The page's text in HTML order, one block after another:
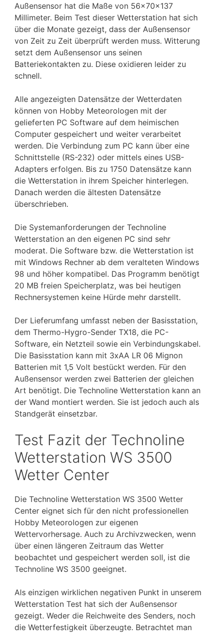
Außensensor hat die Maße von 56x70x137
Millimeter. Beim Test dieser Wetterstation hat sich
über die Monate gezeigt, dass der Außensensor
von Zeit zu Zeit überprüft werden muss. Witterung
setzt dem Außensensor uns seinen
Batteriekontakten zu. Diese oxidieren leider zu
schnell.
Alle angezeigten Datensätze der Wetterdaten
können von Hobby Meteorologen mit der
gelieferten PC Software auf dem heimischen
Computer gespeichert und weiter verarbeitet
werden. Die Verbindung zum PC kann über eine
Schnittstelle (RS-232) oder mittels eines USB-
Adapters erfolgen. Bis zu 1750 Datensätze kann
die Wetterstation in ihrem Speicher hinterlegen.
Danach werden die ältesten Datensätze
überschrieben.
Die Systemanforderungen der Technoline
Wetterstation an den eigenen PC sind sehr
moderat. Die Software bzw. die Wetterstation ist
mit Windows Rechner ab dem veralteten Windows
98 und höher kompatibel. Das Programm benötigt
20 MB freien Speicherplatz, was bei heutigen
Rechnersystemen keine Hürde mehr darstellt.
Der Lieferumfang umfasst neben der Basisstation,
dem Thermo-Hygro-Sender TX18, die PC-
Software, ein Netzteil sowie ein Verbindungskabel.
Die Basisstation kann mit 3xAA LR 06 Mignon
Batterien mit 1,5 Volt bestückt werden. Für den
Außensensor werden zwei Batterien der gleichen
Art benötigt. Die Technoline Wetterstation kann an
der Wand montiert werden. Sie ist jedoch auch als
Standgerät einsetzbar.
Test Fazit der Technoline
Wetterstation WS 3500
Wetter Center
Die Technoline Wetterstation WS 3500 Wetter
Center eignet sich für den nicht professionellen
Hobby Meteorologen zur eigenen
Wettervorhersage. Auch zu Archivzwecken, wenn
über einen längeren Zeitraum das Wetter
beobachtet und gespeichert werden soll, ist die
Technoline WS 3500 geeignet.
Als einzigen wirklichen negativen Punkt in unserem
Wetterstation Test hat sich der Außensensor
gezeigt. Weder die Reichweite des Senders, noch
die Wetterfestigkeit überzeugte. Betrachtet man